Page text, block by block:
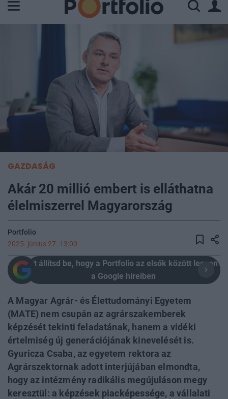
GAZDASÁG
Akár 20 millió embert is elláthatna
élelmiszerrel Magyarország
Portfolio
2025. június 27. 13:00
Itt állítsd be, hogy a Portfolio az elsők között legyen
a Google híreiben
A Magyar Agrár- és Élettudományi Egyetem
(MATE) nem csupán az agrárszakemberek
képzését tekinti feladatának, hanem a vidéki
értelmiség új generációjának kinevelését is.
Gyuricza Csaba, az egyetem rektora az
Agrárszektornak adott interjújában elmondta,
hogy az intézmény radikális megújuláson megy
keresztül: a képzések piacképessége, a vállalati